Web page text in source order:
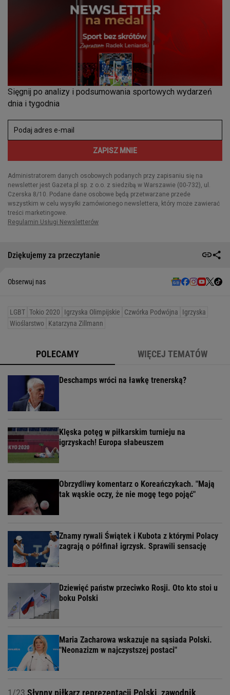
Dziękujemy za przeczytanie
Obserwuj nas
LGBT Tokio 2020 Igrzyska Olimpijskie Czwórka Podwójna
Igrzyska
Wioślarstwo Katarzyna Zillmann
POLECAMY WIĘCEJ TEMATÓW
Deschamps wróci na ławkę trenerską?
Klęska potęg w piłkarskim turnieju na
igrzyskach! Europa słabeuszem
Obrzydliwy komentarz o Koreańczykach. "Mają
tak wąskie oczy, że nie mogę tego pojąć"
Znamy rywali Świątek i Kubota z którymi Polacy
zagrają o półfinał igrzysk. Sprawili sensację
Dziewięć państw przeciwko Rosji. Oto kto stoi u
boku Polski
Maria Zacharowa wskazuje na sąsiada Polski.
"Neonazizm w najczystszej postaci"
1/23 Słynny piłkarz reprezentacji Polski, zawodnik